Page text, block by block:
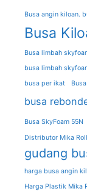
Busa angin kiloan.
Busa
Busa limbah
busa limbah
busa per ikat
busa
Busa SkyFoam 55N
Distributor Mika
gudang
harga busa angin
Harga Plastik Mika